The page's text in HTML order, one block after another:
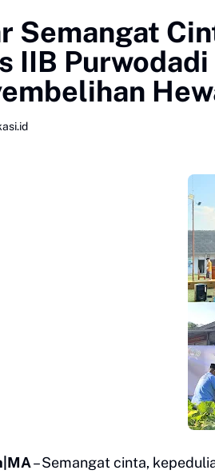
Semangat
IIB
– Semangat cinta,